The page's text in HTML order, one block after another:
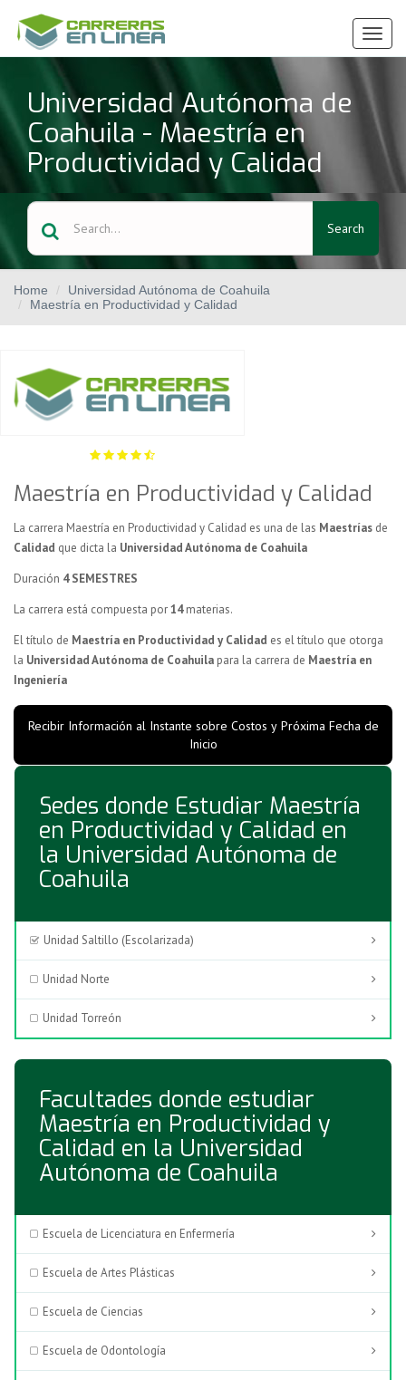
Ver
Menú
Universidad Autónoma de
Coahuila - Maestría en
Productividad y Calidad
Search
Home
Universidad Autónoma de Coahuila
Maestría en Productividad y Calidad
Maestría en Productividad y Calidad
La carrera Maestría en Productividad y Calidad es una de las Maestrías de
Calidad que dicta la Universidad Autónoma de Coahuila
Duración 4 SEMESTRES
La carrera está compuesta por14materias.
El título de Maestría en Productividad y Calidad es el título que otorga
la Universidad Autónoma de Coahuila para la carrera de Maestría en
Ingeniería
Recibir Información al Instante sobre Costos y Próxima Fecha de
Inicio
Sedes donde Estudiar Maestría
en Productividad y Calidad en
la Universidad Autónoma de
Coahuila
Unidad Saltillo (Escolarizada)
Unidad Norte
Unidad Torreón
Facultades donde estudiar
Maestría en Productividad y
Calidad en la Universidad
Autónoma de Coahuila
Escuela de Licenciatura en Enfermería
Escuela de Artes Plásticas
Escuela de Ciencias
Escuela de Odontología